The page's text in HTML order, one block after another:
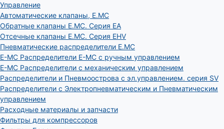
Управление
Автоматические клапаны, Е.МС
Обратные клапаны E.MC. Серия EA
Отсечные клапаны E.MC. Серия EHV
Пневматические распределители E.MC
E-MC Распределители E-MC с ручным управлением
E-MC Распределители с механическим управлением
Распределители и Пневмоострова с эл.управлением. серия SV
Распределители с Электропневматическим и Пневматическим
управлением
Расходные материалы и запчасти
Фильтры для компрессоров